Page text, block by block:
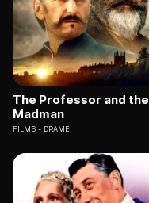
The Professor and the
Madman
FILMS DRAME